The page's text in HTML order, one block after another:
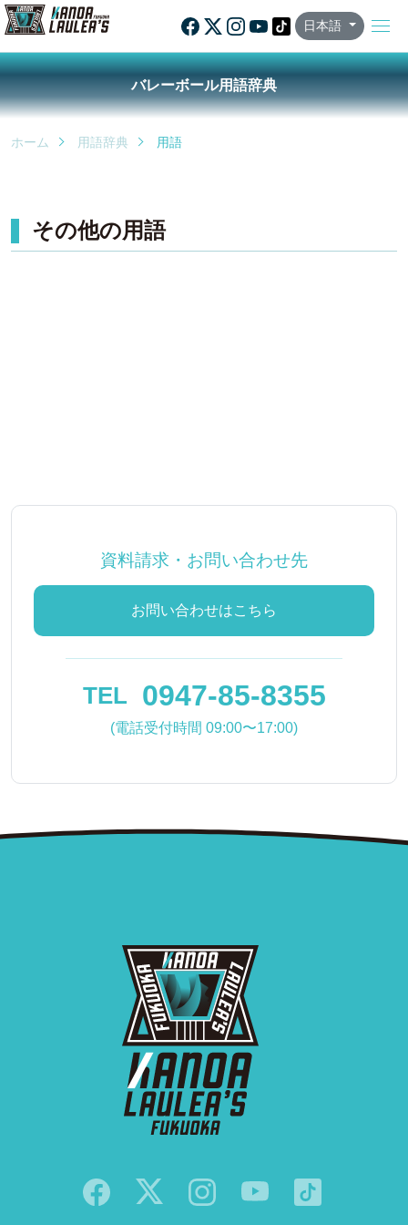
日本語
バレーボール用語辞典
ホーム 用語辞典 用語
その他の用語
資料請求・お問い合わせ先
お問い合わせはこちら
TEL 0947-85-8355
(電話受付時間 09:00〜17:00)